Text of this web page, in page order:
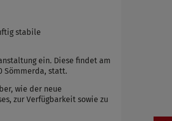
stabile
ein. Diese findet am
Sömmerda, statt.
wie der neue
zur Verfügbarkeit sowie zu